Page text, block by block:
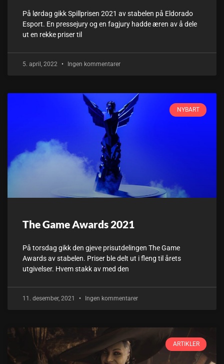
På lørdag gikk Spillprisen 2021 av stabelen på Eldorado
Esport. En pressejury og en fagjury hadde æren av å dele
ut en rekke priser til
5. april, 2022 Ingen kommentarer
NYBART
The Game Awards 2021
På torsdag gikk den gjeve prisutdelingen The Game
Awards av stabelen. Priser ble delt ut i fleng til årets
utgivelser. Hvem stakk av med den
11. desember, 2021 Ingen kommentarer
ARTIKLER